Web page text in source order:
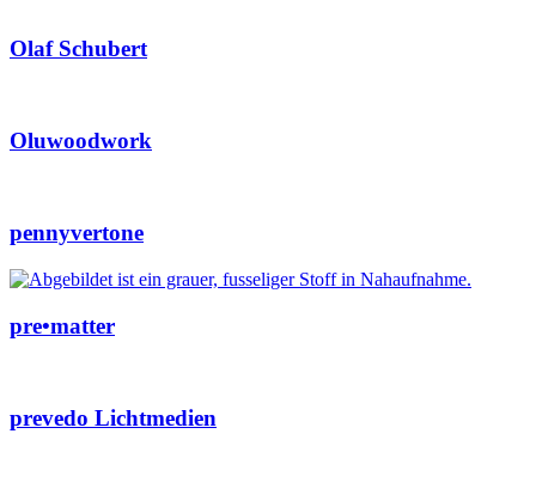
Olaf Schubert
Oluwoodwork
pennyvertone
pre•matter
prevedo Lichtmedien